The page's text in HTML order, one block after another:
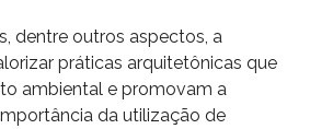
dentre outros aspectos, a
práticas arquitetônicas que
ambiental e promovam a
da utilização de